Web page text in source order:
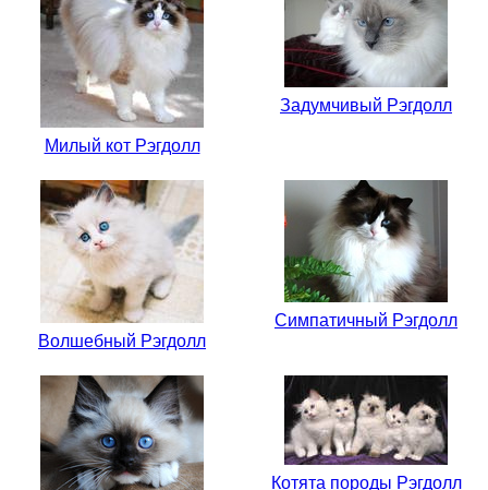
Милый кот Рэгдолл
Задумчивый Рэгдолл
Волшебный Рэгдолл
Симпатичный Рэгдолл
Котята породы Рэгдолл